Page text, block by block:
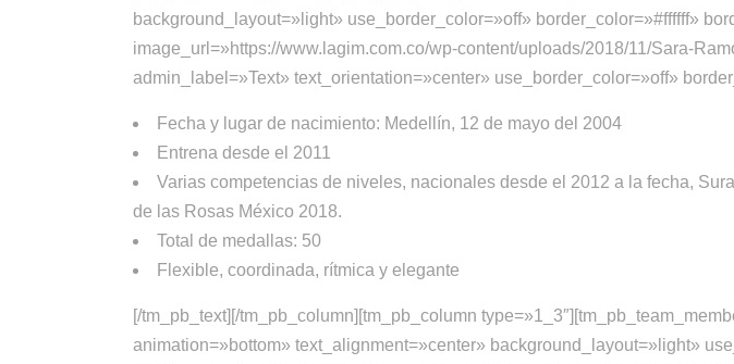
background_layout=»light» use_border_color=»off» border_color=»#ffffff»
image_url=»https://www.lagim.com.co/wp-content/uploads/2018/11/Sara-
admin_label=»Text» text_orientation=»center» use_border_color=»off»
Fecha y lugar de nacimiento: Medellín, 12 de mayo del 2004
Entrena desde el 2011
Varias competencias de niveles, nacionales desde el 2012 a la fecha,
de las Rosas México 2018.
Total de medallas: 50
Flexible, coordinada, rítmica y elegante
[/tm_pb_text][/tm_pb_column][tm_pb_column
animation=»bottom» text_alignment=»center» background_layout=»light»